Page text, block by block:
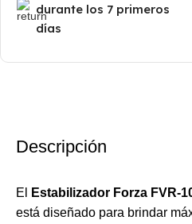
durante los 7 primeros
días
Descripción
El
Estabilizador Forza FVR-
está diseñado para brindar